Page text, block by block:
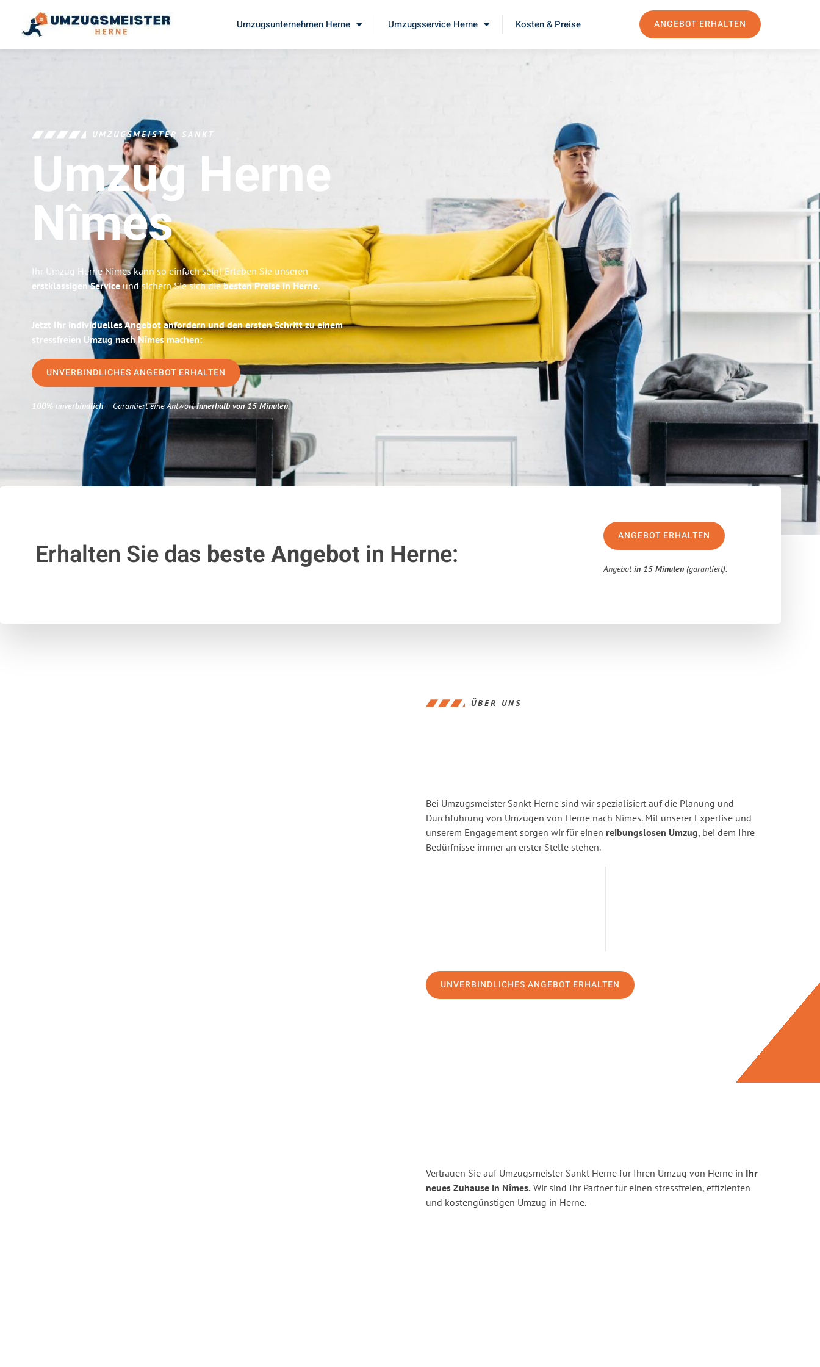
Umzugsunternehmen Herne Umzugsservice Herne Kosten & Preise ANGEBOT ERHALTEN
UMZUGSMEISTER SANKT
Umzug Herne
Nîmes
Ihr Umzug Herne Nîmes kann so einfach sein! Erleben Sie unseren
erstklassigen Service und sichern Sie sich diebesten Preise in Herne.
Jetzt Ihr individuelles Angebot anfordern und den ersten Schritt zu einem
stressfreien Umzug nach Nîmes machen:
UNVERBINDLICHES ANGEBOT ERHALTEN
100% unverbindlich– Garantiert eine Antwortinnerhalb von 15 Minuten.
Erhalten Sie das beste Angebotin Herne:
ANGEBOT ERHALTEN
Angebotin 15 Minuten (garantiert).
ÜBER UNS
Bei Umzugsmeister Sankt Herne sind wir spezialisiert auf die Planung und
Durchführung von Umzügen von Herne nach Nîmes. Mit unserer Expertise und
unserem Engagement sorgen wir für einen reibungslosen Umzug, bei dem Ihre
Bedürfnisse immer an erster Stelle stehen.
UNVERBINDLICHES ANGEBOT ERHALTEN
Vertrauen Sie auf Umzugsmeister Sankt Herne für Ihren Umzug von Herne in Ihr
neues Zuhause in Nîmes. Wir sind Ihr Partner für einen stressfreien, effizienten
und kostengünstigen Umzug in Herne.